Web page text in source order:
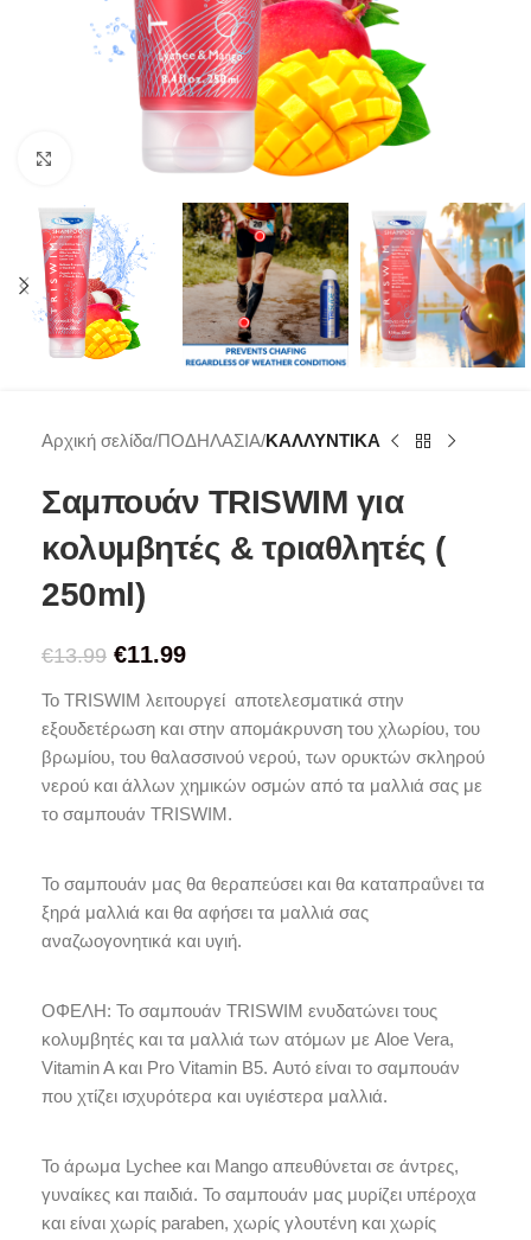
Click to enlarge
Αρχική σελίδα ΠΟΔΗΛΑΣΙΑ ΚΑΛΛΥΝΤΙΚΑ
Σαμπουάν TRISWIM για
κολυμβητές & τριαθλητές (
250ml)
€13.99 €11.99
Το TRISWIM λειτουργεί αποτελεσματικά στην
εξουδετέρωση και στην απομάκρυνση του χλωρίου, του
βρωμίου, του θαλασσινού νερού, των ορυκτών σκληρού
νερού και άλλων χημικών οσμών από τα μαλλιά σας με
το σαμπουάν TRISWIM.
Το σαμπουάν μας θα θεραπεύσει και θα καταπραΰνει τα
ξηρά μαλλιά και θα αφήσει τα μαλλιά σας
αναζωογονητικά και υγιή.
ΟΦΕΛΗ: Το σαμπουάν TRISWIM ενυδατώνει τους
κολυμβητές και τα μαλλιά των ατόμων με Aloe Vera,
Vitamin A και Pro Vitamin B5. Αυτό είναι το σαμπουάν
που χτίζει ισχυρότερα και υγιέστερα μαλλιά.
Το άρωμα Lychee και Mango απευθύνεται σε άντρες,
γυναίκες και παιδιά. Το σαμπουάν μας μυρίζει υπέροχα
και είναι χωρίς paraben, χωρίς γλουτένη και χωρίς